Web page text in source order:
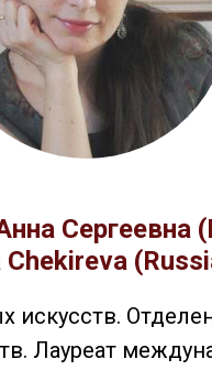
Сергеевна
Chekireva
Лауреат